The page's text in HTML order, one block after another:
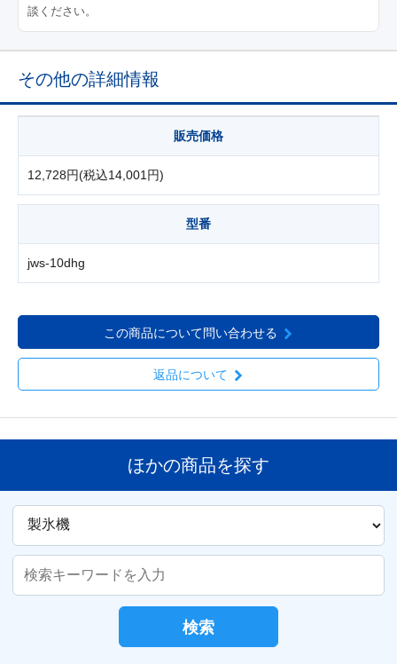
談ください。
その他の詳細情報
販売価格
12,728円(税込14,001円)
型番
jws-10dhg
この商品について問い合わせる
返品について
ほかの商品を探す
検索